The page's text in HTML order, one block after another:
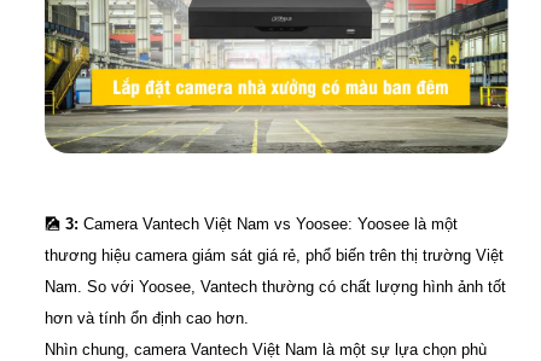
🎑 3: Camera Vantech Việt Nam vs Yoosee: Yoosee là một
thương hiệu camera giám sát giá rẻ, phổ biến trên thị trường Việt
Nam. So với Yoosee, Vantech thường có chất lượng hình ảnh tốt
hơn và tính ổn định cao hơn.
Nhìn chung, camera Vantech Việt Nam là một sự lựa chọn phù